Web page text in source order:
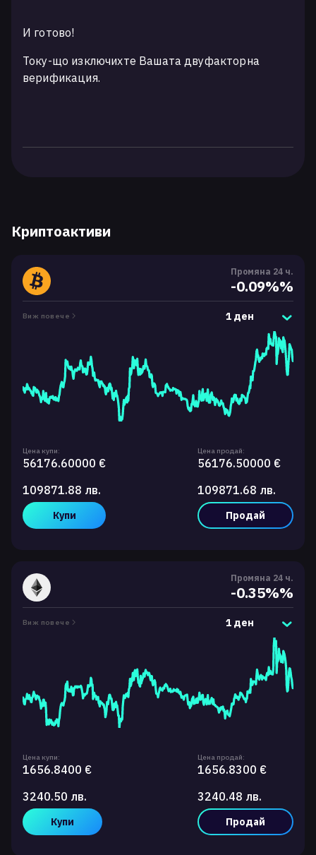
И готово!
Току-що изключихте Вашата двуфакторна
верификация.
Криптоактиви
Промяна 24 ч.
-0.09%%
Виж повече 1 ден
Цена купи:
56176.60000 €
109871.88 лв.
Купи
Цена продай:
56176.50000 €
109871.68 лв.
Продай
Промяна 24 ч.
-0.35%%
Виж повече 1 ден
Цена купи:
1656.8400 €
3240.50 лв.
Купи
Цена продай:
1656.8300 €
3240.48 лв.
Продай